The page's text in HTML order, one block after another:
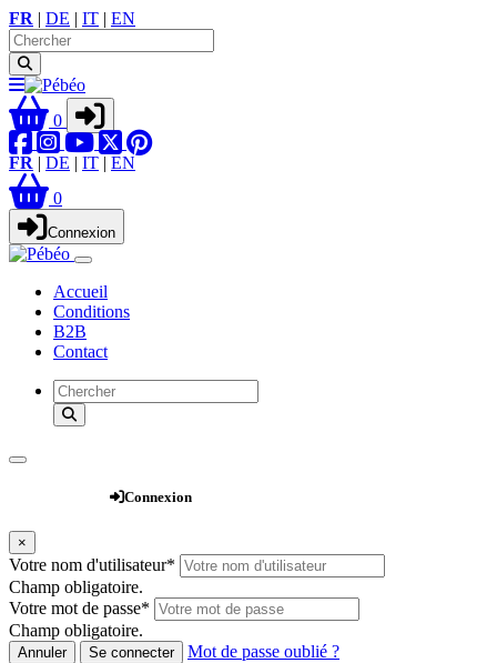
FR | DE | IT | EN
0
FR | DE | IT | EN
0
Connexion
Accueil
Conditions
B2B
Contact
Connexion
×
Votre nom d'utilisateur*
Champ obligatoire.
Votre mot de passe*
Champ obligatoire.
Annuler Se connecter
Mot de passe oublié ?